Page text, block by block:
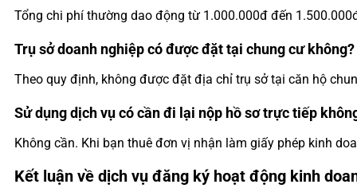
Tổng chi phí thường dao động từ 1.000.000đ đến
Trụ sở doanh nghiệp có được đặt tại chung cư không?
Theo quy định, không được đặt địa chỉ trụ sở tại căn hộ
Sử dụng dịch vụ có cần đi lại nộp hồ sơ trực tiếp
Không cần. Khi bạn thuê đơn vị nhận làm giấy phép kinh
Kết luận về dịch vụ đăng ký hoạt động kinh